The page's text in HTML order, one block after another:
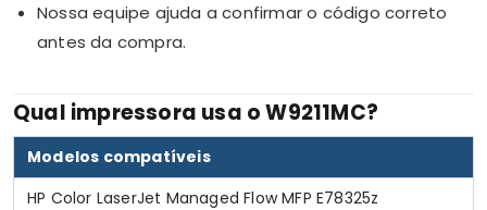
Nossa equipe ajuda a confirmar o código correto
antes da compra.
Qual impressora usa o W9211MC?
Modelos compatíveis
HP Color LaserJet Managed Flow MFP E78325z